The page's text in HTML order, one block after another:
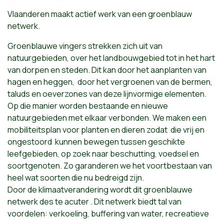
Vlaanderen maakt actief werk van een groenblauw
netwerk.
Groenblauwe vingers strekken zich uit van
natuurgebieden, over het landbouwgebied tot in het hart
van dorpen en steden. Dit kan door het aanplanten van
hagen en heggen, door het vergroenen van de bermen,
taluds en oeverzones van deze lijnvormige elementen.
Op die manier worden bestaande en nieuwe
natuurgebieden met elkaar verbonden. We maken een
mobiliteitsplan voor planten en dieren zodat die vrij en
ongestoord kunnen bewegen tussen geschikte
leefgebieden, op zoek naar beschutting, voedsel en
soortgenoten. Zo garanderen we het voortbestaan van
heel wat soorten die nu bedreigd zijn.
Door de klimaatverandering wordt dit groenblauwe
netwerk des te acuter . Dit netwerk biedt tal van
voordelen: verkoeling, buffering van water, recreatieve